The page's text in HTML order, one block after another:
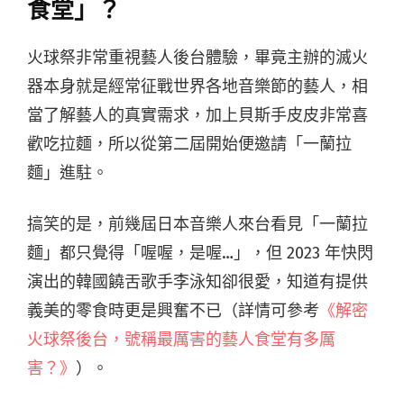
食堂」？
火球祭非常重視藝人後台體驗，畢竟主辦的滅火
器本身就是經常征戰世界各地音樂節的藝人，相
當了解藝人的真實需求，加上貝斯手皮皮非常喜
歡吃拉麵，所以從第二屆開始便邀請「一蘭拉
麵」進駐。
搞笑的是，前幾屆日本音樂人來台看見「一蘭拉
麵」都只覺得「喔喔，是喔…」，但 2023 年快閃
演出的韓國饒舌歌手李泳知卻很愛，知道有提供
義美的零食時更是興奮不已（詳情可參考 《解密
火球祭後台，號稱最厲害的藝人食堂有多厲
害？》 ）。